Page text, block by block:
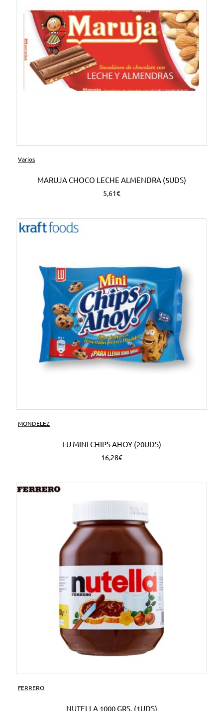
Varios
MARUJA CHOCO LECHE ALMENDRA (5UDS)
5,61€
MONDELEZ
LU MINI CHIPS AHOY (20UDS)
16,28€
FERRERO
NUTELLA 1000 GRS. (1UDS)